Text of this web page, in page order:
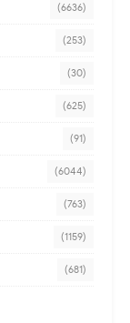
(6636)
(253)
(30)
(625)
(91)
(6044)
(763)
(1159)
(681)